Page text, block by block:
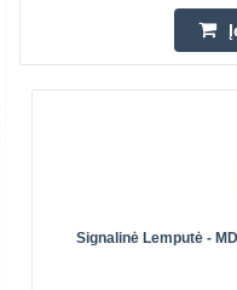
Signalinė Lemputė -